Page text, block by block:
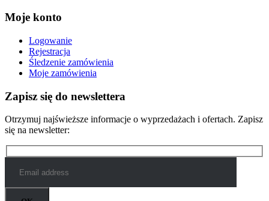
Moje konto
Logowanie
Rejestracja
Śledzenie zamówienia
Moje zamówienia
Zapisz się do newslettera
Otrzymuj najświeższe informacje o wyprzedażach i ofertach. Zapisz
się na newsletter: